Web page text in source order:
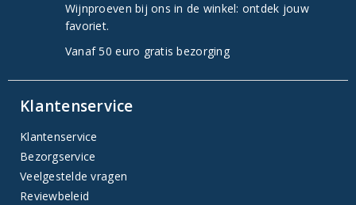
Wijnproeven bij ons in de winkel: ontdek jouw
favoriet.
Vanaf 50 euro gratis bezorging
Klantenservice
Klantenservice
Bezorgservice
Veelgestelde vragen
Reviewbeleid